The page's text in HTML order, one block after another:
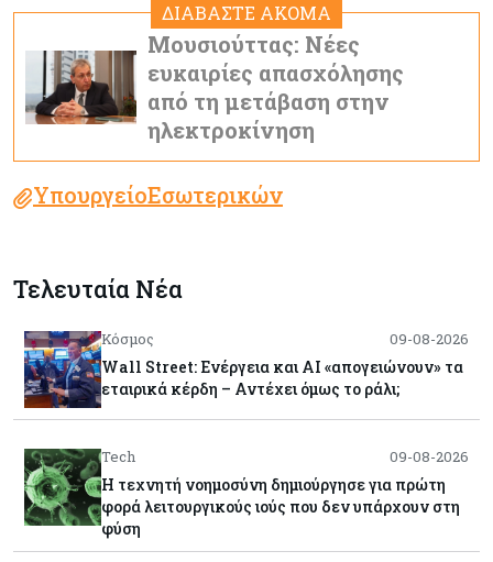
ΔΙΑΒΑΣΤΕ ΑΚΟΜΑ
Μουσιούττας: Νέες
ευκαιρίες απασχόλησης
από τη μετάβαση στην
ηλεκτροκίνηση
ΥπουργείοΕσωτερικών
Τελευταία Νέα
Κόσμος 09-08-2026
Wall Street: Ενέργεια και AI «απογειώνουν» τα
εταιρικά κέρδη – Αντέχει όμως το ράλι;
Tech 09-08-2026
Η τεχνητή νοημοσύνη δημιούργησε για πρώτη
φορά λειτουργικούς ιούς που δεν υπάρχουν στη
φύση